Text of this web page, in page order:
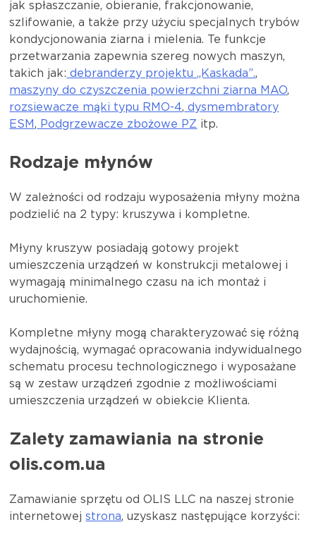
jak spłaszczanie, obieranie, frakcjonowanie,
szlifowanie, a także przy użyciu specjalnych trybów
kondycjonowania ziarna i mielenia. Te funkcje
przetwarzania zapewnia szereg nowych maszyn,
takich jak: debranderzy projektu „Kaskada”.,
maszyny do czyszczenia powierzchni ziarna MAO,
rozsiewacze mąki typu RMO-4, dysmembratory
ESM, Podgrzewacze zbożowe PZ itp.
Rodzaje młynów
W zależności od rodzaju wyposażenia młyny można
podzielić na 2 typy: kruszywa i kompletne.
Młyny kruszyw posiadają gotowy projekt
umieszczenia urządzeń w konstrukcji metalowej i
wymagają minimalnego czasu na ich montaż i
uruchomienie.
Kompletne młyny mogą charakteryzować się różną
wydajnością, wymagać opracowania indywidualnego
schematu procesu technologicznego i wyposażane
są w zestaw urządzeń zgodnie z możliwościami
umieszczenia urządzeń w obiekcie Klienta.
Zalety zamawiania na stronie
olis.com.ua
Zamawianie sprzętu od OLIS LLC na naszej stronie
internetowejstrona, uzyskasz następujące korzyści: